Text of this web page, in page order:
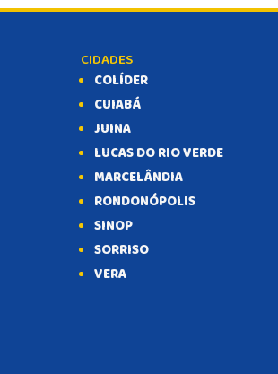
CIDADES
COLÍDER
CUIABÁ
JUINA
LUCAS DO RIO VERDE
MARCELÂNDIA
RONDONÓPOLIS
SINOP
SORRISO
VERA